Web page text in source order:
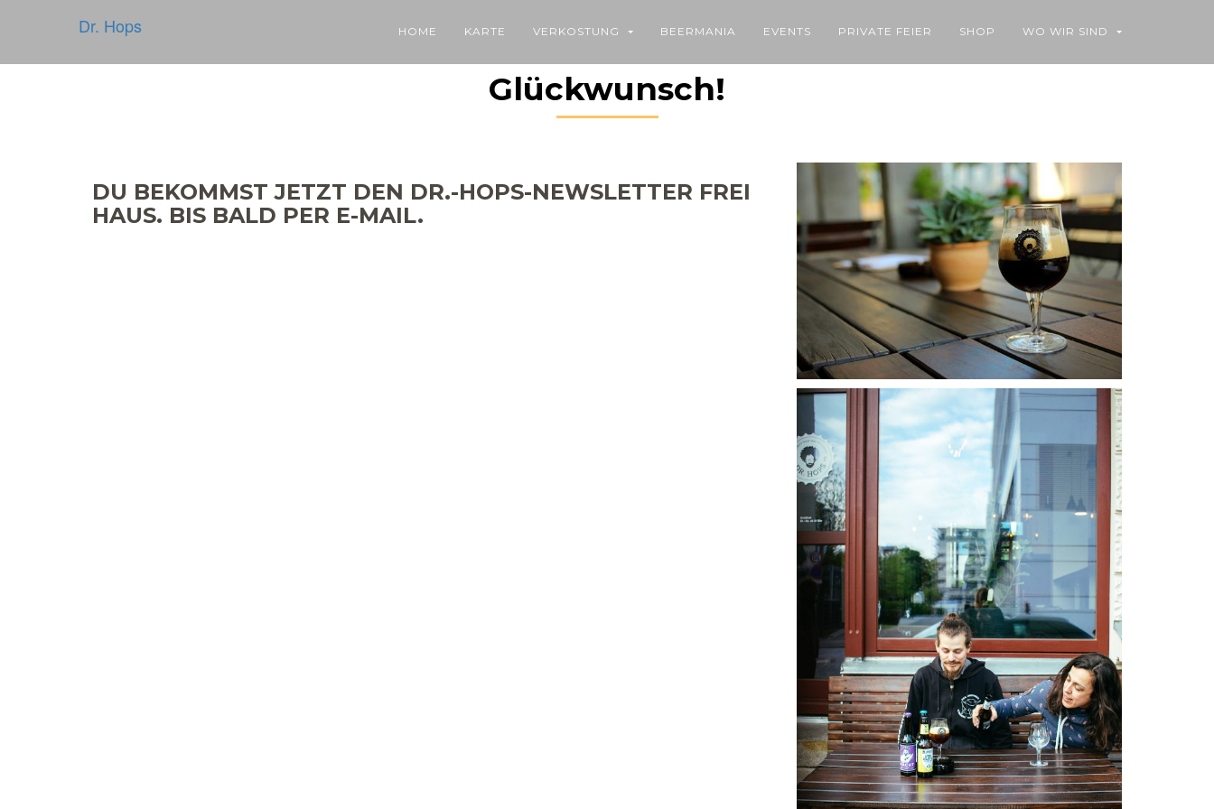
Dr. Hops HOME KARTE VERKOSTUNG BEERMANIA EVENTS PRIVATE FEIER SHOP WO WIR SIND
Glückwunsch!
DU BEKOMMST JETZT DEN DR.-HOPS-NEWSLETTER FREI
HAUS. BIS BALD PER E-MAIL.